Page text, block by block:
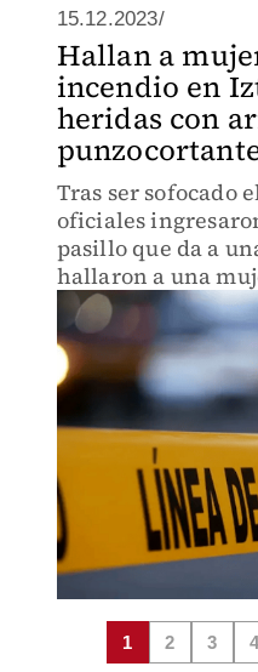
15.12.2023/
Hallan a
incendio en
heridas con
Tras ser sofocado
oficiales
pasillo que da a
hallaron a una
1 2 3